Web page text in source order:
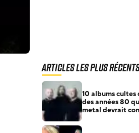
Articles les plus
10 albums
des années 80
metal devrait